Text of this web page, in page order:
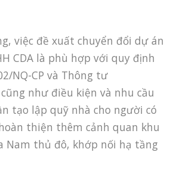
việc đề xuất chuyển đổi dự án
CDA là phù hợp với quy định
NQ-CP và Thông tư
như điều kiện và nhu cầu
tạo lập quỹ nhà cho người có
thiện thêm cảnh quan khu
Nam thủ đô, khớp nối hạ tầng